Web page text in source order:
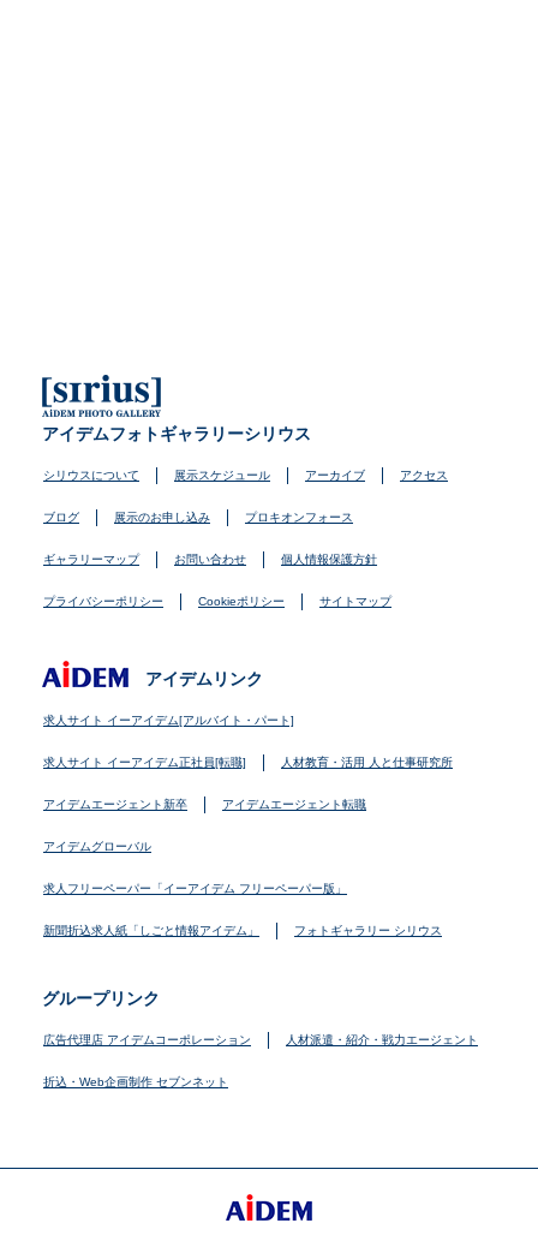
アイデムフォトギャラリーシリウス
シリウスについて 展示スケジュール アーカイブ アクセス
ブログ 展示のお申し込み プロキオンフォース
ギャラリーマップ お問い合わせ 個人情報保護方針
プライバシーポリシー Cookieポリシー サイトマップ
アイデムリンク
求人サイト イーアイデム[アルバイト・パート]
求人サイト イーアイデム正社員[転職] 人材教育・活用 人と仕事研究所
アイデムエージェント新卒 アイデムエージェント転職
アイデムグローバル
求人フリーペーパー「イーアイデム フリーペーパー版」
新聞折込求人紙「しごと情報アイデム」 フォトギャラリー シリウス
グループリンク
広告代理店 アイデムコーポレーション 人材派遣・紹介・戦力エージェント
折込・Web企画制作 セブンネット